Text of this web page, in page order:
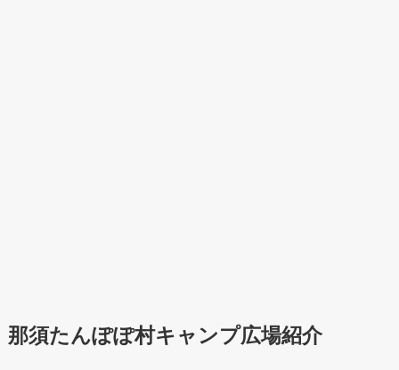
那須たんぽぽ村キャンプ広場紹介